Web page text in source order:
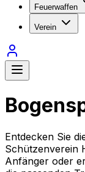
Feuerwaffen
Verein
Entdecken Sie
Schützenverein
Anfänger oder